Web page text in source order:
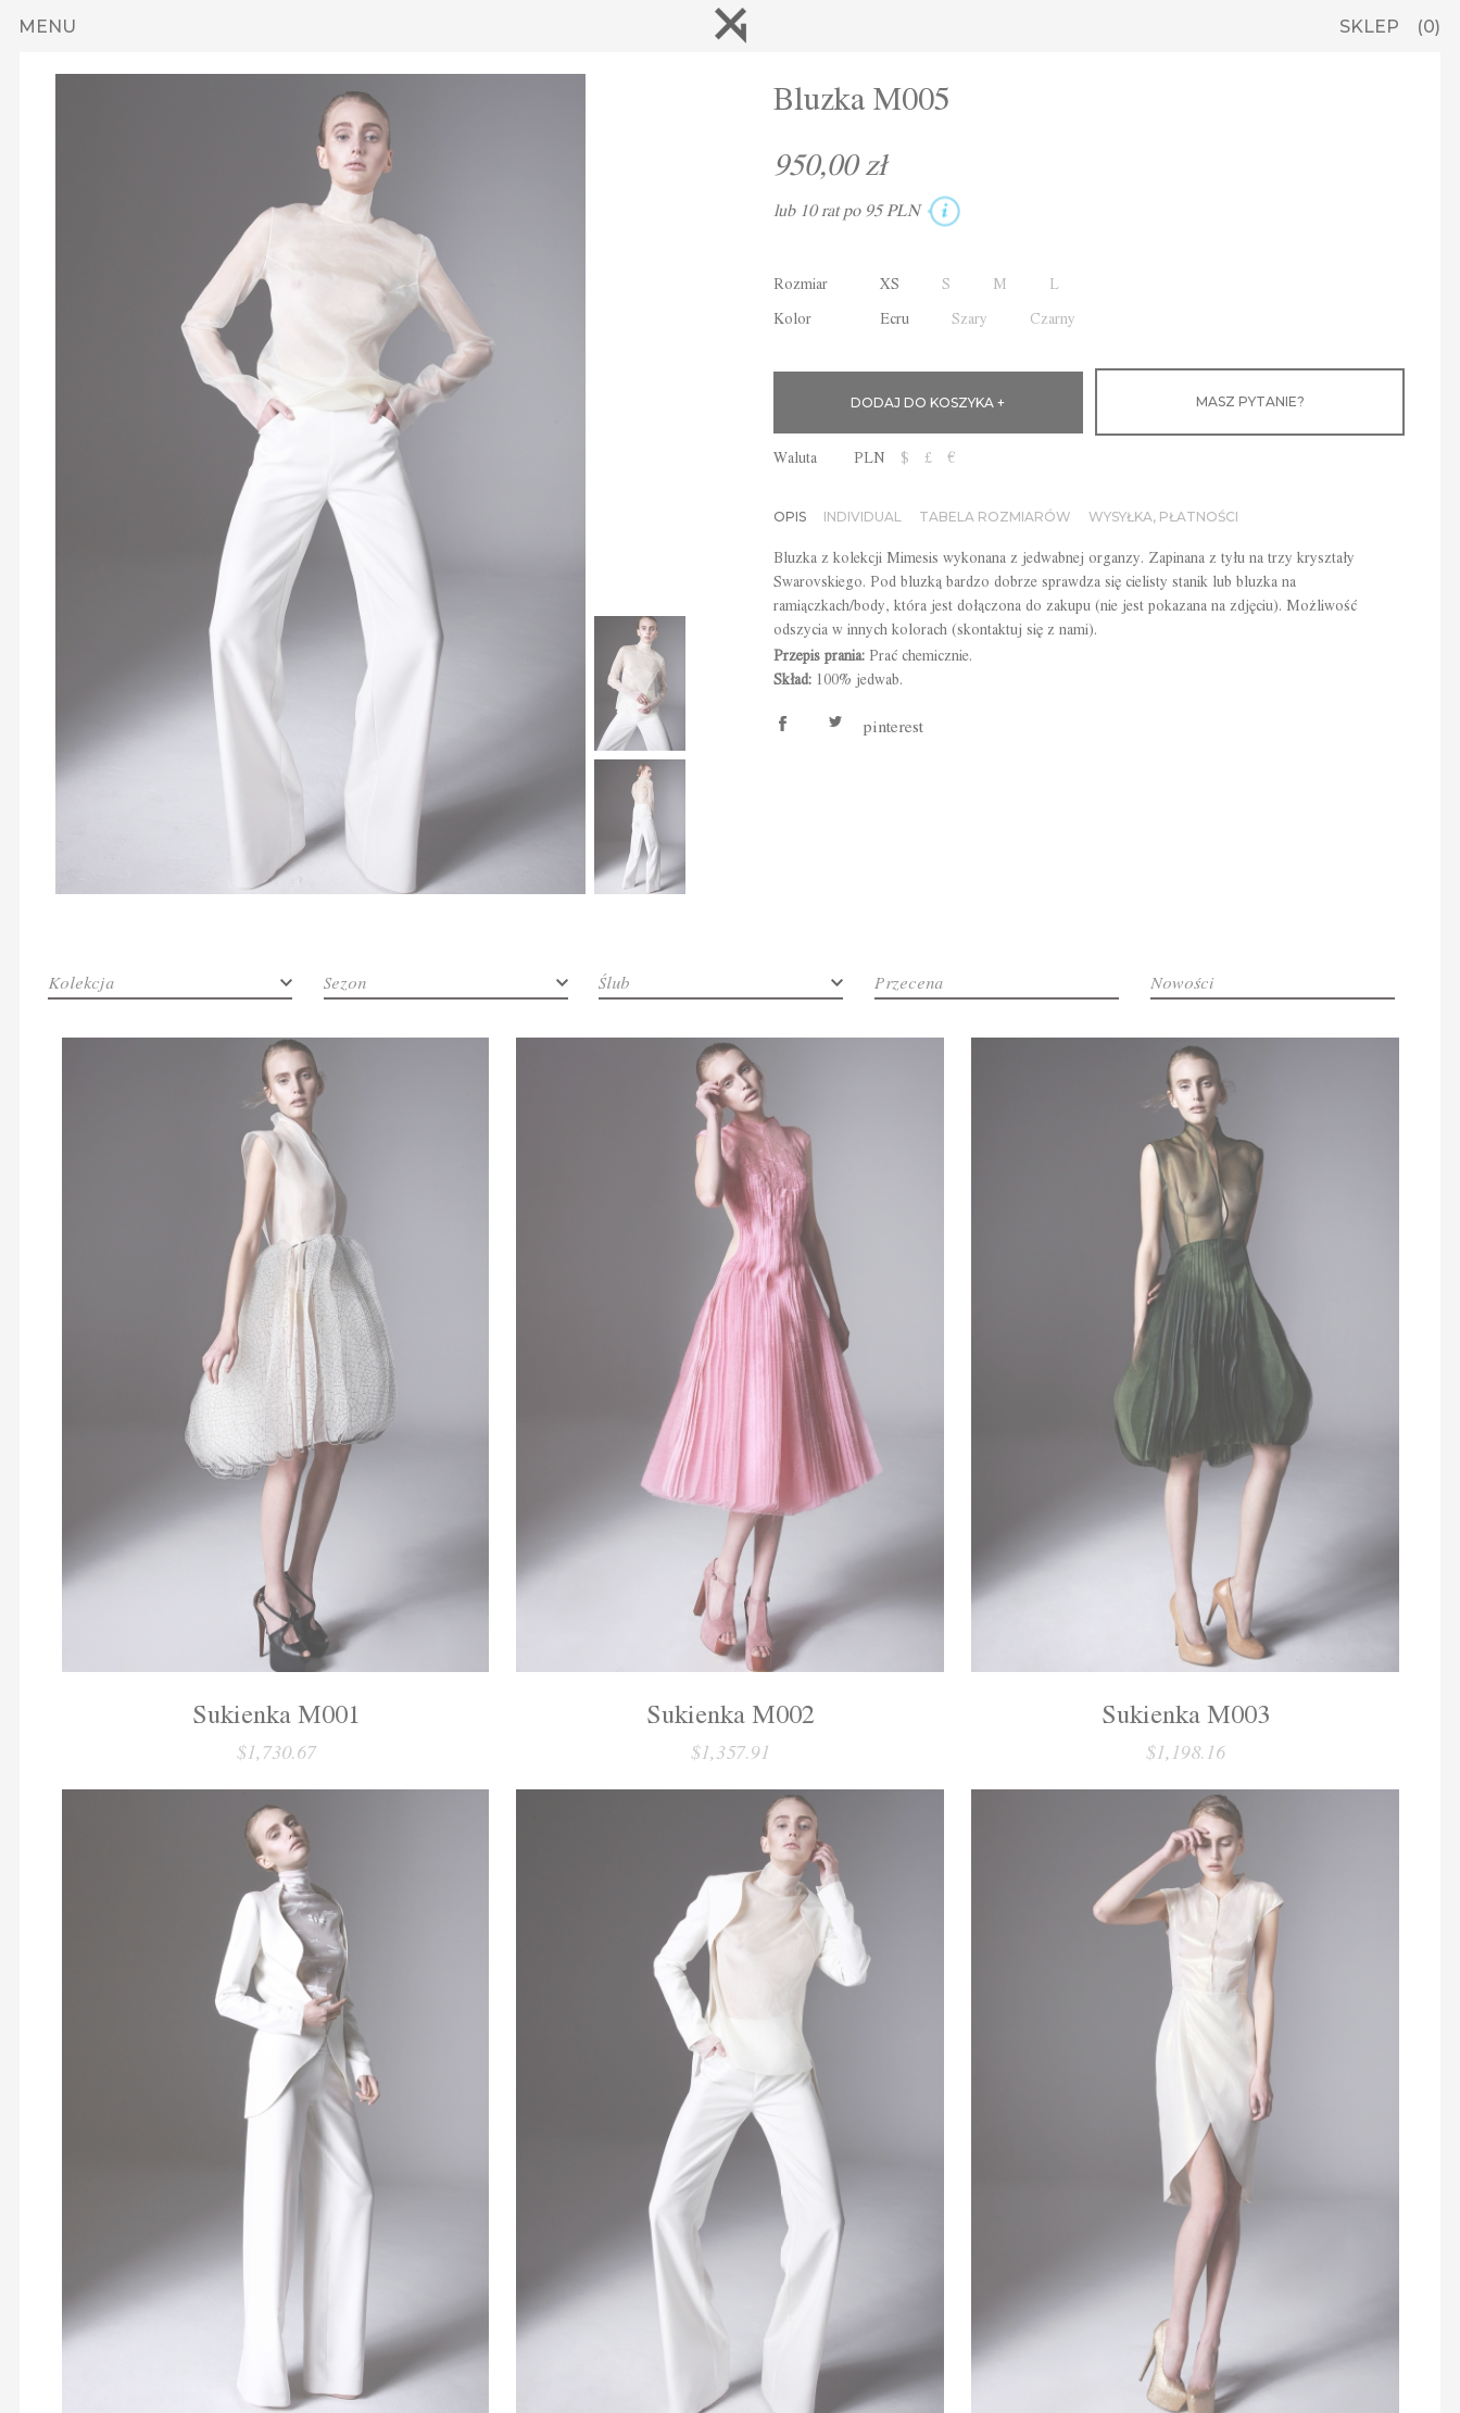
MENU SKLEP 0
Bluzka M005
950,00 zł
lub 10 rat po 95 PLN
Rozmiar XS S M L
Kolor Ecru Szary Czarny
MASZ PYTANIE?
Waluta PLN $ £ €
OPIS INDIVIDUAL TABELA ROZMIARÓW WYSYŁKA, PŁATNOŚCI
Bluzka z kolekcji Mimesis wykonana z jedwabnej organzy. Zapinana z tyłu na trzy kryształy
Swarovskiego. Pod bluzką bardzo dobrze sprawdza się cielisty stanik lub bluzka na
ramiączkach/body, która jest dołączona do zakupu (nie jest pokazana na zdjęciu). Możliwość
odszycia w innych kolorach (skontaktuj się z nami).
Przepis prania: Prać chemicznie.
Skład: 100% jedwab.
pinterest
Kolekcja Sezon Ślub Przecena Nowości
Sukienka M001
$1,730.67
Sukienka M002
$1,357.91
Sukienka M003
$1,198.16